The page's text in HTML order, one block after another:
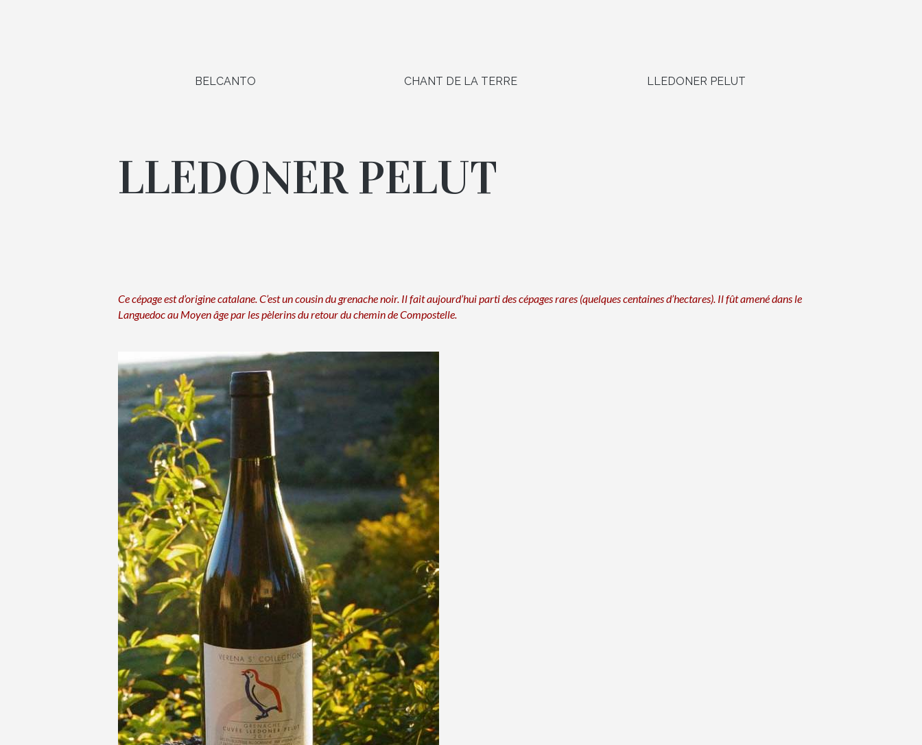
BELCANTO CHANT DE LA TERRE LLEDONER PELUT
LLEDONER PELUT
Ce cépage est d’origine catalane. C’est un cousin du grenache noir. Il fait aujourd’hui parti des cépages rares (quelques centaines d’hectares). Il fût amené dans le
Languedoc au Moyen âge par les pèlerins du retour du chemin de Compostelle.